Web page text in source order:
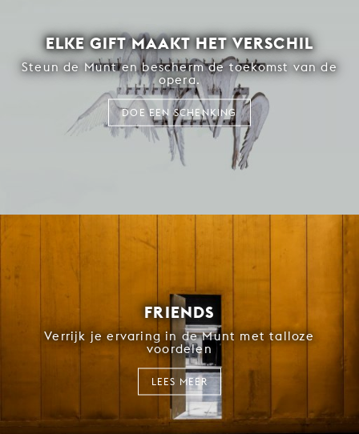
ELKE GIFT MAAKT HET VERSCHIL
Steun de Munt en bescherm de toekomst van de
opera.
DOE EEN SCHENKING
FRIENDS
Verrijk je ervaring in de Munt met talloze
voordelen
LEES MEER